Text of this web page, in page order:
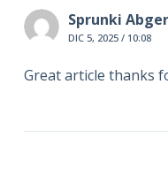
Sprunki
DIC 5, 2025 / 10:08
Great article thanks